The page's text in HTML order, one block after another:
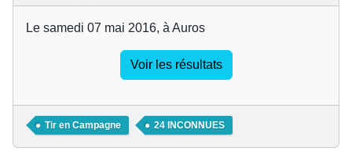
Le samedi 07 mai 2016, à Auros
Voir les résultats
Tir en Campagne 24 INCONNUES